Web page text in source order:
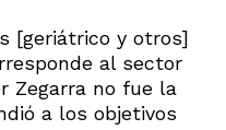
[geriátrico y otros]
al sector
Zegarra no fue la
a los objetivos